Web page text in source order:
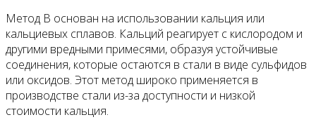
Метод В основан на использовании кальция или
кальциевых сплавов. Кальций реагирует с кислородом и
другими вредными примесями, образуя устойчивые
соединения, которые остаются в стали в виде сульфидов
или оксидов. Этот метод широко применяется в
производстве стали из-за доступности и низкой
стоимости кальция.